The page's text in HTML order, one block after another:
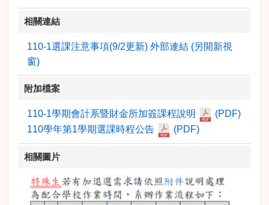
相關連結
110-1選課注意事項(9/2更新) 外部連結 (另開新視
窗)
附加檔案
110-1學期會計系暨財金所加簽課程說明
(PDF)
110學年第1學期選課時程公告
(PDF)
相關圖片